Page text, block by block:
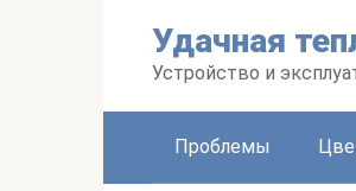
Удачная
Устройство и
Проблемы